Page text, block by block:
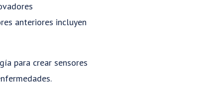
anteriores incluyen
para crear sensores